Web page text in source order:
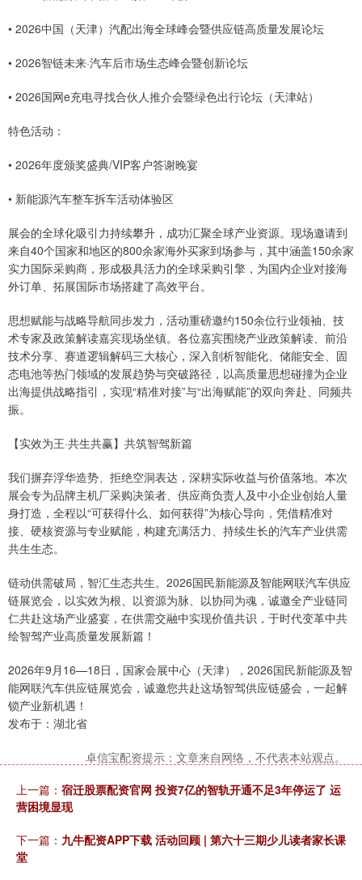
• 2026中国（天津）汽配出海全球峰会暨供应链高质量发展论坛
• 2026智链未来·汽车后市场生态峰会暨创新论坛
• 2026国网e充电寻找合伙人推介会暨绿色出行论坛（天津站）
特色活动：
• 2026年度颁奖盛典/VIP客户答谢晚宴
• 新能源汽车整车拆车活动体验区
展会的全球化吸引力持续攀升，成功汇聚全球产业资源。现场邀请到
来自40个国家和地区的800余家海外买家到场参与，其中涵盖150余家
实力国际采购商，形成极具活力的全球采购引擎，为国内企业对接海
外订单、拓展国际市场搭建了高效平台。
思想赋能与战略导航同步发力，活动重磅邀约150余位行业领袖、技
术专家及政策解读嘉宾现场坐镇。各位嘉宾围绕产业政策解读、前沿
技术分享、赛道逻辑解码三大核心，深入剖析智能化、储能安全、固
态电池等热门领域的发展趋势与突破路径，以高质量思想碰撞为企业
出海提供战略指引，实现“精准对接”与“出海赋能”的双向奔赴、同频共
振。
【实效为王·共生共赢】共筑智驾新篇
我们摒弃浮华造势、拒绝空洞表达，深耕实际收益与价值落地。本次
展会专为品牌主机厂采购决策者、供应商负责人及中小企业创始人量
身打造，全程以“可获得什么、如何获得”为核心导向，凭借精准对
接、硬核资源与专业赋能，构建充满活力、持续生长的汽车产业供需
共生生态。
链动供需破局，智汇生态共生。2026国民新能源及智能网联汽车供应
链展览会，以实效为根、以资源为脉、以协同为魂，诚邀全产业链同
仁共赴这场产业盛宴，在供需交融中实现价值共识，于时代变革中共
绘智驾产业高质量发展新篇！
2026年9月16—18日，国家会展中心（天津），2026国民新能源及智
能网联汽车供应链展览会，诚邀您共赴这场智驾供应链盛会，一起解
锁产业新机遇！
发布于：湖北省
卓信宝配资提示：文章来自网络，不代表本站观点。
上一篇： 宿迁股票配资官网 投资7亿的智轨开通不足3年停运了 运
营困境显现
下一篇： 九牛配资APP下载 活动回顾 | 第六十三期少儿读者家长课
堂